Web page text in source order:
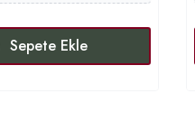
Sepete Ekle